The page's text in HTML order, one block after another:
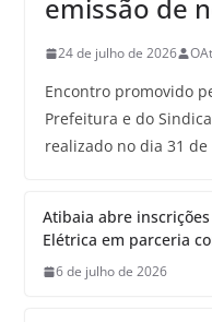
emissão de
24 de julho de 2026
Encontro promovido
Prefeitura e do
realizado no dia 31 de
Atibaia abre
Elétrica em parceria
6 de julho de 2026